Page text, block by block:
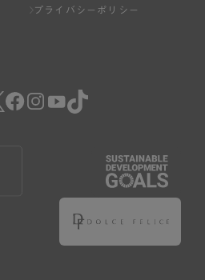
プライバシーポリシー